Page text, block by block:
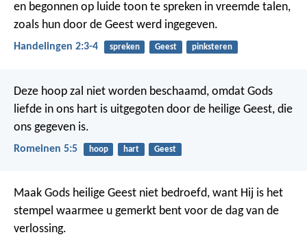
en begonnen op luide toon te spreken in vreemde talen,
zoals hun door de Geest werd ingegeven.
Handelingen 2:3-4 spreken Geest pinksteren
Deze hoop zal niet worden beschaamd, omdat Gods
liefde in ons hart is uitgegoten door de heilige Geest, die
ons gegeven is.
Romeinen 5:5 hoop hart Geest
Maak Gods heilige Geest niet bedroefd, want Hij is het
stempel waarmee u gemerkt bent voor de dag van de
verlossing.